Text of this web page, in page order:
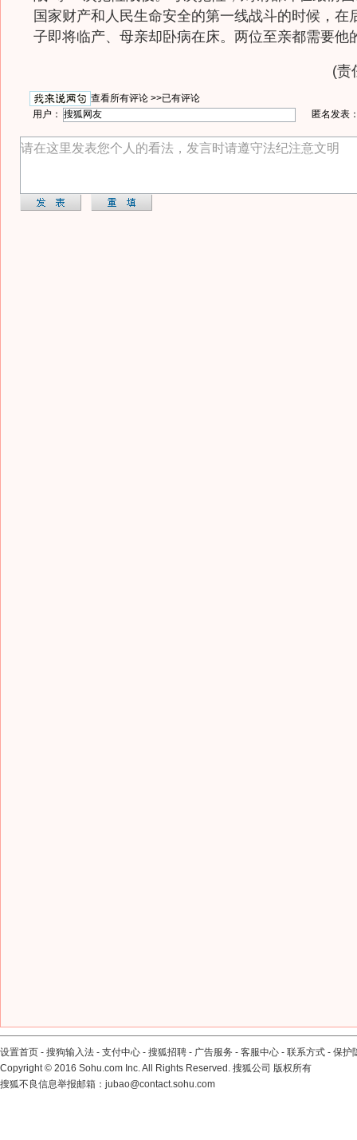
国家财产和人民生命安全的第一线战斗的时候，在
子即将临产、母亲却卧病在床。两位至亲都需要他
(责
查看所有评论 >>已有评论
用户：
匿名发表
设置首页 - 搜狗输入法 - 支付中心 - 搜狐招聘 - 广告服务 - 客服中心 - 联系方式 - 保护
Copyright© 2016 Sohu.com Inc. All Rights Reserved. 搜狐公司 版权所有
搜狐不良信息举报邮箱： jubao@contact.sohu.com